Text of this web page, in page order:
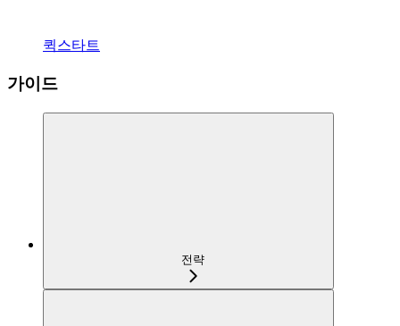
퀵스타트
가이드
전략